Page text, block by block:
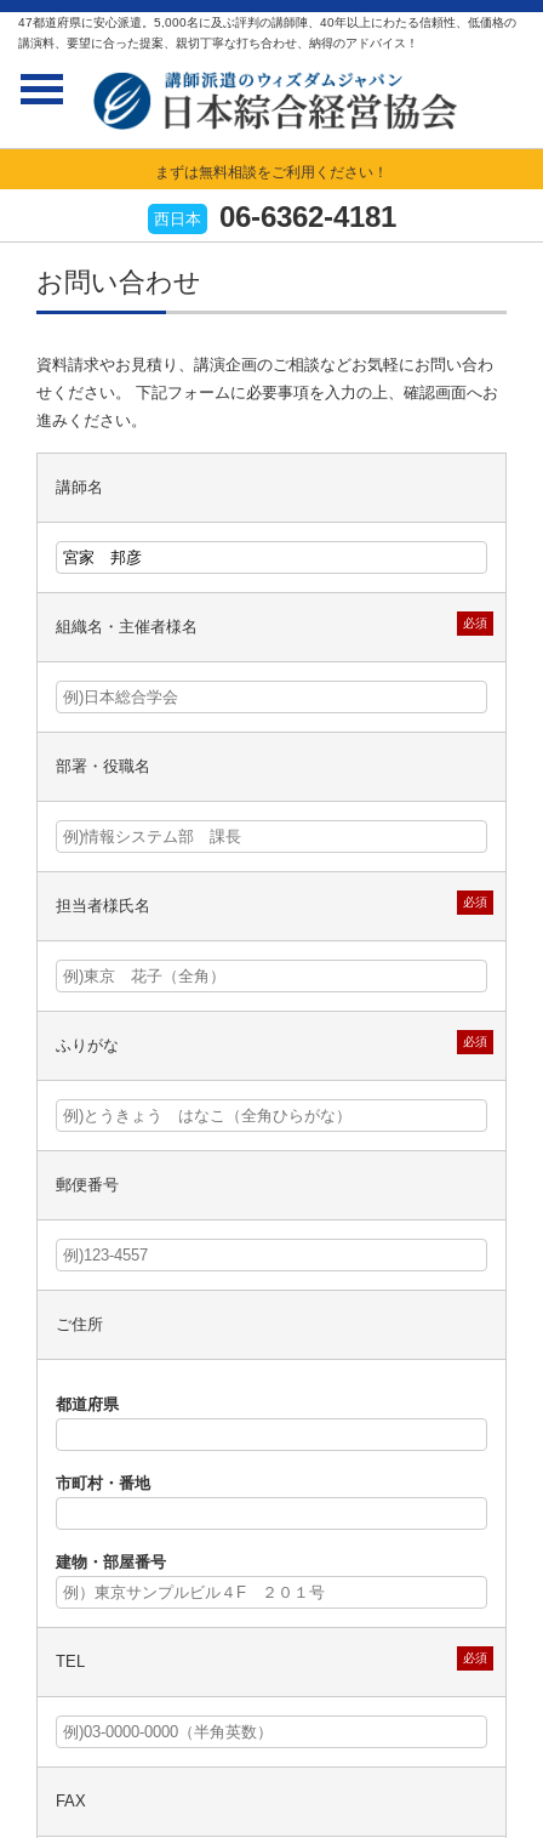
47都道府県に安心派遣。5,000名に及ぶ評判の講師陣、40年以上にわたる信頼性、低価格の
講演料、要望に合った提案、親切丁寧な打ち合わせ、納得のアドバイス！
まずは無料相談をご利用ください！
西日本 06-6362-4181
お問い合わせ
資料請求やお見積り、講演企画のご相談などお気軽にお問い合わ
せください。 下記フォームに必要事項を入力の上、確認画面へお
進みください。
講師名
組織名・主催者様名 必須
部署・役職名
担当者様氏名 必須
ふりがな 必須
郵便番号
ご住所
都道府県
市町村・番地
建物・部屋番号
TEL 必須
FAX